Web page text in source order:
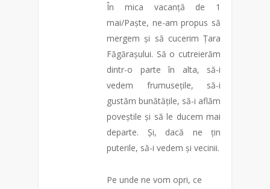
În mica vacanță de 1
mai/Paște, ne-am propus să
mergem și să cucerim Țara
Făgărașului. Să o cutreierăm
dintr-o parte în alta, să-i
vedem frumusețile, să-i
gustăm bunătățile, să-i aflăm
poveștile și să le ducem mai
departe. Și, dacă ne țin
puterile, să-i vedem și vecinii.
Pe unde ne vom opri, ce